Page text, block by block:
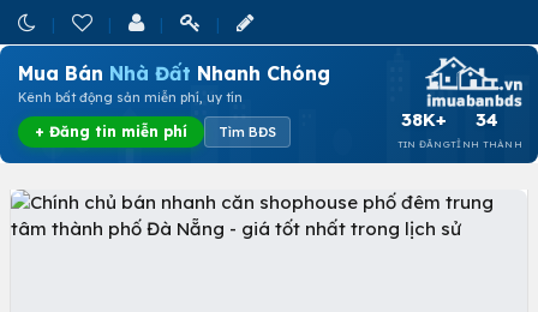
Mua Bán Nhà Đất Nhanh Chóng
Kênh bất động sản miễn phí, uy tín
+ Đăng tin miễn phí Tìm BĐS
38K+
TIN ĐĂNG
34
TỈNH THÀNH